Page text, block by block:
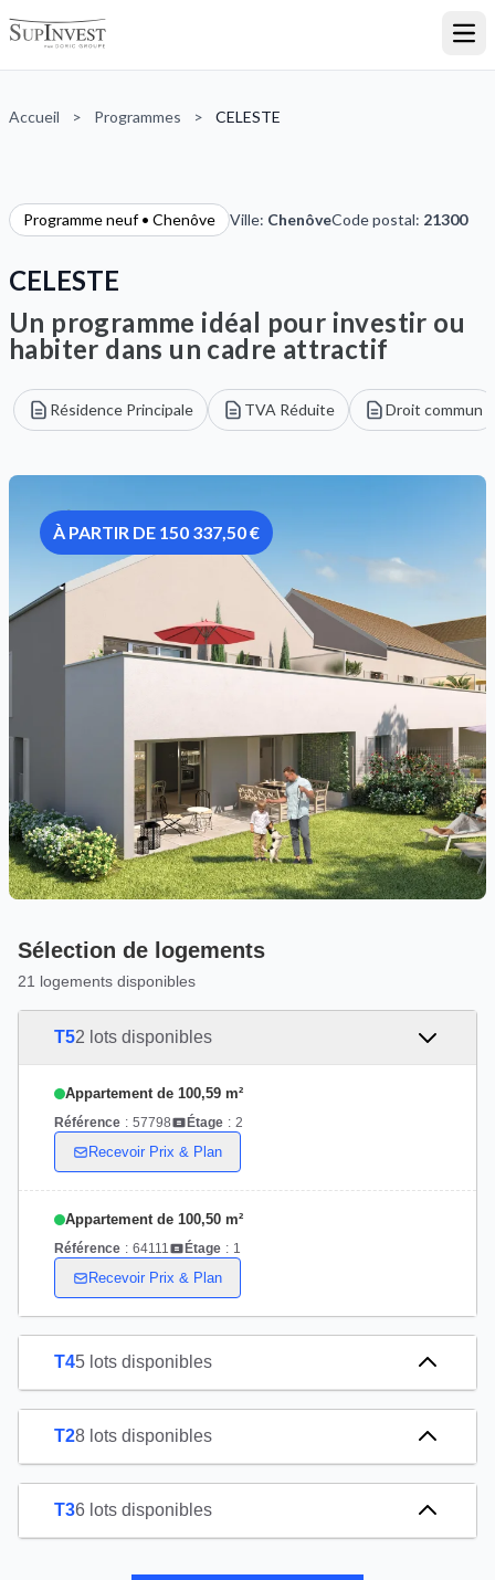
Accueil > Programmes > CELESTE
Programme neuf • Chenôve Ville: ChenôveCode postal: 21300
CELESTE
Un programme idéal pour investir ou
habiter dans un cadre attractif
Résidence Principale TVA Réduite Droit commun
À PARTIR DE 150 337,50 €
Sélection de logements
21 logements disponibles
T52 lots disponibles
Appartement de 100,59 m²
Référence : 57798 Étage : 2
Recevoir Prix & Plan
Appartement de 100,50 m²
Référence : 64111 Étage : 1
Recevoir Prix & Plan
T45 lots disponibles
T28 lots disponibles
T36 lots disponibles